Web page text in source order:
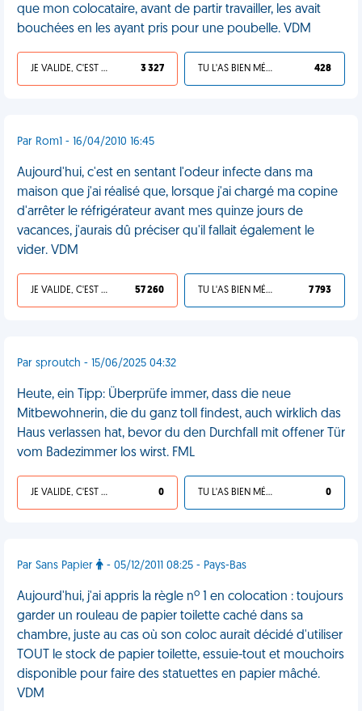
que mon colocataire, avant de partir travailler, les avait
bouchées en les ayant pris pour une poubelle. VDM
JE VALIDE, C'EST UNE VDM 3 327 TU L'AS BIEN MÉRITÉ 428
Par Rom1 - 16/04/2010 16:45
Aujourd'hui, c'est en sentant l'odeur infecte dans ma
maison que j'ai réalisé que, lorsque j'ai chargé ma copine
d'arrêter le réfrigérateur avant mes quinze jours de
vacances, j'aurais dû préciser qu'il fallait également le
vider. VDM
JE VALIDE, C'EST UNE VDM 57 260 TU L'AS BIEN MÉRITÉ 7 793
Par sproutch - 15/06/2025 04:32
Heute, ein Tipp: Überprüfe immer, dass die neue
Mitbewohnerin, die du ganz toll findest, auch wirklich das
Haus verlassen hat, bevor du den Durchfall mit offener Tür
vom Badezimmer los wirst. FML
JE VALIDE, C'EST UNE VDM 0 TU L'AS BIEN MÉRITÉ 0
Par Sans Papier - 05/12/2011 08:25 - Pays-Bas
Aujourd'hui, j'ai appris la règle nº 1 en colocation : toujours
garder un rouleau de papier toilette caché dans sa
chambre, juste au cas où son coloc aurait décidé d'utiliser
TOUT le stock de papier toilette, essuie-tout et mouchoirs
disponible pour faire des statuettes en papier mâché.
VDM